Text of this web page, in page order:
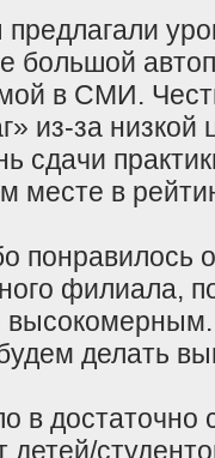
большой
в СМИ.
из-за
сдачи
месте в
понравилось
филиала,
делать
в достаточно